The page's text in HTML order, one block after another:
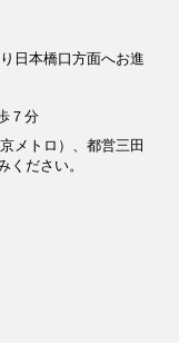
日本橋口方面へお進
７分
メトロ）、都営三田
ください。